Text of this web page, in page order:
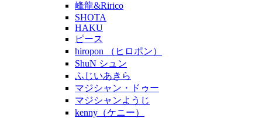
峰龍&Ririco
SHOTA
HAKU
ピース
hiropon （ヒロポン）
ShuN シュン
ふじいあきら
マジシャン・ドゥー
マジシャンようじ
kenny（ケニー）